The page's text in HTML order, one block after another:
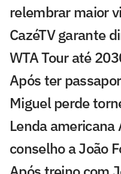
relembrar maior
CazéTV garante
WTA Tour até
Após ter
Miguel perde
Lenda americana
conselho a João